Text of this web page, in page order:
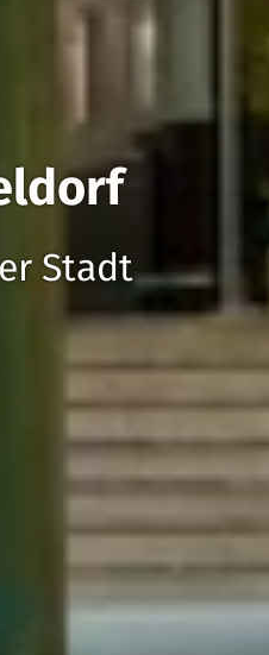
Stadt